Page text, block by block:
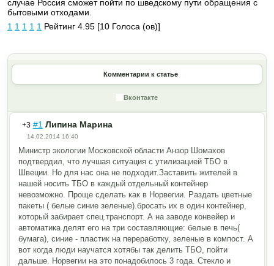
случае Россия сможет пойти по шведскому пути обращения с
бытовыми отходами.
1 1 1 1 1 Рейтинг 4.95 [10 Голоса (ов)]
Комментарии к статье
Вконтакте
+3 #1 Липина Марина
14.02.2014 16:40
Министр экологии Московской области Анзор Шомахов
подтвердил, что лучшая ситуация с утилизацией ТБО в
Швеции. Но для нас она не подходит.Заставить жителей в
нашей носить ТБО в каждый отдельный контейнер
невозможно. Проще сделать как в Норвегии. Раздать цветные
пакеты ( белые синие зеленые).бросать их в один контейнер,
который забирает спец.транспорт. А на заводе конвейер и
автоматика делят его на три составляющие: белые в печь(
бумага), синие - пластик на переработку, зеленые в компост. А
вот когда люди научатся хотябы так делить ТБО, пойти
дальше. Норвегии на это понадобилось 3 года. Стекло и